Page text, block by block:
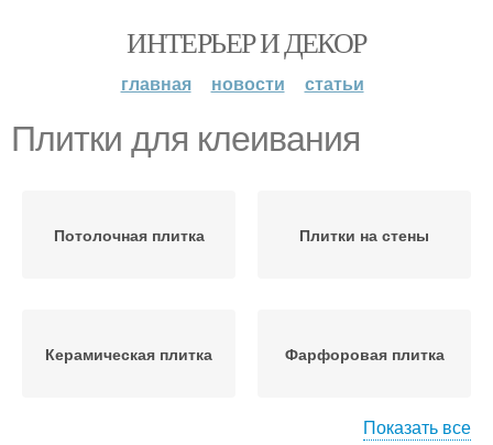
ИНТЕРЬЕР И ДЕКОР
главная новости статьи
Плитки для клеивания
Потолочная плитка Плитки на стены
Керамическая плитка Фарфоровая плитка
Показать все